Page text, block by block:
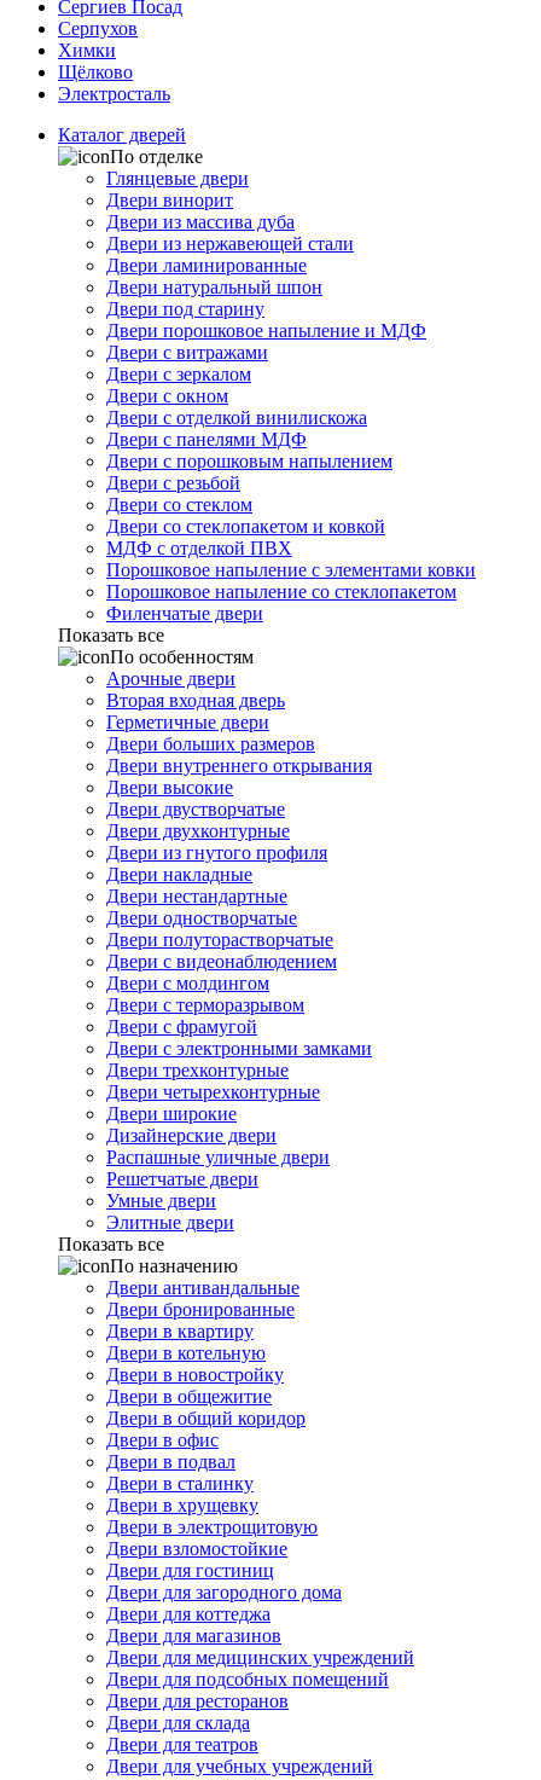
Сергиев Посад
Серпухов
Химки
Щёлково
Электросталь
Каталог дверей
По отделке
Глянцевые двери
Двери винорит
Двери из массива дуба
Двери из нержавеющей стали
Двери ламинированные
Двери натуральный шпон
Двери под старину
Двери порошковое напыление и МДФ
Двери с витражами
Двери с зеркалом
Двери с окном
Двери с отделкой винилискожа
Двери с панелями МДФ
Двери с порошковым напылением
Двери с резьбой
Двери со стеклом
Двери со стеклопакетом и ковкой
МДФ с отделкой ПВХ
Порошковое напыление с элементами ковки
Порошковое напыление со стеклопакетом
Филенчатые двери
Показать все
По особенностям
Арочные двери
Вторая входная дверь
Герметичные двери
Двери больших размеров
Двери внутреннего открывания
Двери высокие
Двери двустворчатые
Двери двухконтурные
Двери из гнутого профиля
Двери накладные
Двери нестандартные
Двери одностворчатые
Двери полуторастворчатые
Двери с видеонаблюдением
Двери с молдингом
Двери с терморазрывом
Двери с фрамугой
Двери с электронными замками
Двери трехконтурные
Двери четырехконтурные
Двери широкие
Дизайнерские двери
Распашные уличные двери
Решетчатые двери
Умные двери
Элитные двери
Показать все
По назначению
Двери антивандальные
Двери бронированные
Двери в квартиру
Двери в котельную
Двери в новостройку
Двери в общежитие
Двери в общий коридор
Двери в офис
Двери в подвал
Двери в сталинку
Двери в хрущевку
Двери в электрощитовую
Двери взломостойкие
Двери для гостиниц
Двери для загородного дома
Двери для коттеджа
Двери для магазинов
Двери для медицинских учреждений
Двери для подсобных помещений
Двери для ресторанов
Двери для склада
Двери для театров
Двери для учебных учреждений